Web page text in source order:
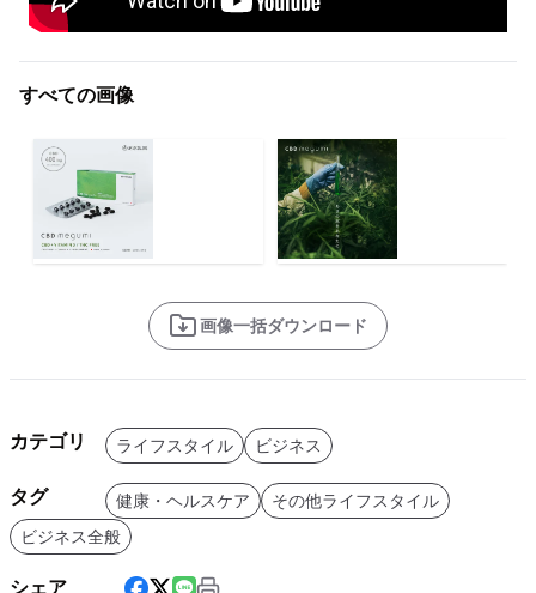
すべての画像
画像一括ダウンロード
カテゴリ ライフスタイル ビジネス
タグ 健康・ヘルスケア
その他ライフスタイル
ビジネス全般
シェア